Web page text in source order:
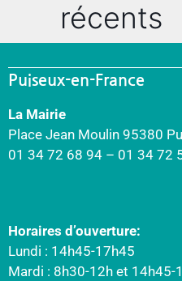
récents
Puiseux-en-France
La Mairie
Place Jean Moulin 95380
01 34 72 68 94 – 01 34 72
Horaires d’ouverture:
Lundi : 14h45-17h45
Mardi : 8h30-12h et 14h45-